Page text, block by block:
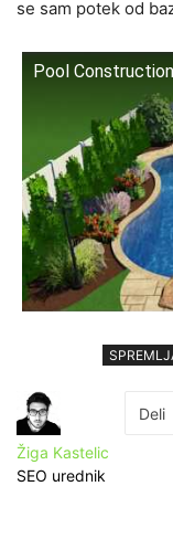
se sam potek od
Pool
Žiga Kastelic
SEO urednik